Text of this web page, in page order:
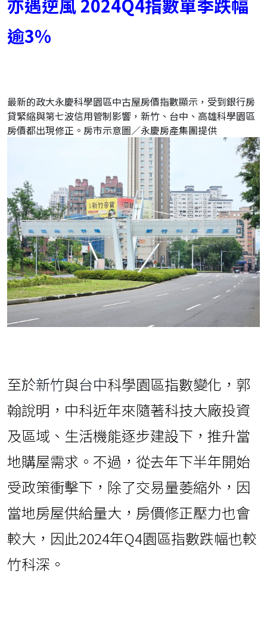
亦遇逆風 2024Q4指數單季跌幅
逾3％
最新的政大永慶科學園區中古屋房價指數顯示，受到銀行房
貸緊縮與第七波信用管制影響，新竹、台中、高雄科學園區
房價都出現修正。房市示意圖／永慶房產集團提供
至於新竹與台中科學園區指數變化，郭
翰說明，中科近年來隨著科技大廠投資
及區域、生活機能逐步建設下，推升當
地購屋需求。不過，從去年下半年開始
受政策衝擊下，除了交易量萎縮外，因
當地房屋供給量大，房價修正壓力也會
較大，因此2024年Q4園區指數跌幅也較
竹科深。